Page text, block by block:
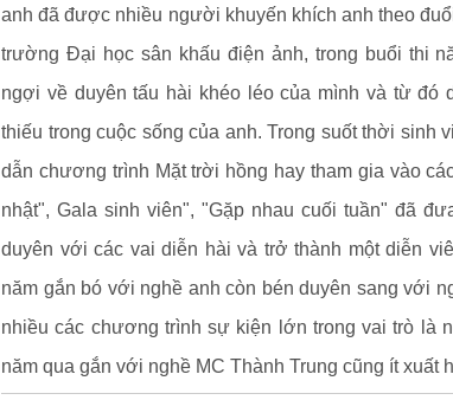
anh đã được nhiều người khuyến khích anh theo
trường Đại học sân khấu điện ảnh, trong buổi thi
ngợi về duyên tấu hài khéo léo của mình và từ đó
thiếu trong cuộc sống của anh. Trong suốt thời sinh
dẫn chương trình Mặt trời hồng hay tham gia vào
nhật", Gala sinh viên", "Gặp nhau cuối tuần" đã
duyên với các vai diễn hài và trở thành một diễn
năm gắn bó với nghề anh còn bén duyên sang với
nhiều các chương trình sự kiện lớn trong vai trò là
năm qua gắn với nghề MC Thành Trung cũng ít xuất